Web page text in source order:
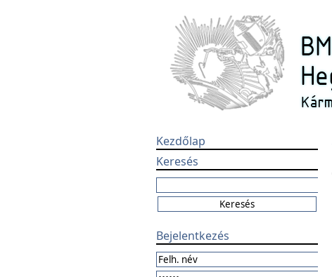
Kezdőlap
Keresés
Bejelentkezés